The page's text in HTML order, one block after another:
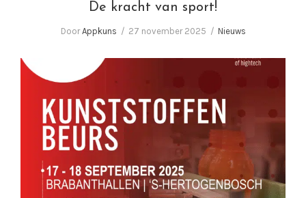
De kracht van sport!
DoorAppkuns 27 november 2025 Nieuws
Bezoekt u ons tijdens de Kunststoffenbeurs